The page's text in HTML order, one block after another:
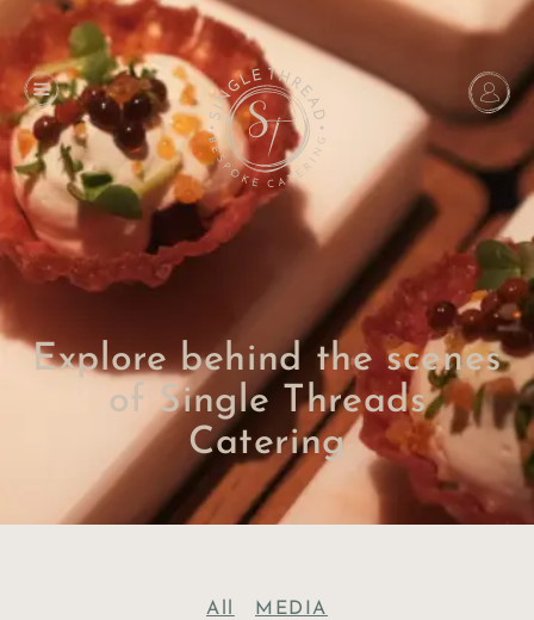
Explore behind the scenes
of Single Threads
Catering
All MEDIA